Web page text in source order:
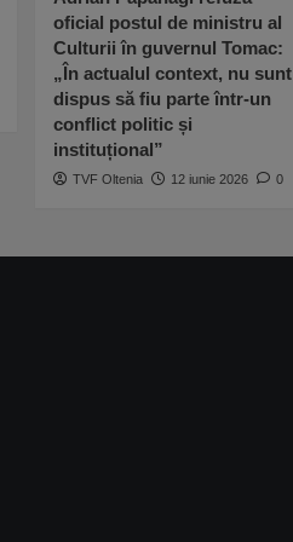
oficial postul de ministru al
Culturii în guvernul Tomac:
„În actualul context, nu sunt
dispus să fiu parte într-un
conflict politic și
instituțional”
TVF Oltenia 12 iunie 2026 0